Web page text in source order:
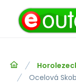
Ocelová